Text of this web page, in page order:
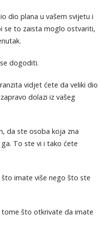
dio plana u vašem svijetu i
se to zaista moglo ostvariti,
dogoditi.
vidjet ćete da veliki dio
dolazi iz vašeg
da ste osoba koja zna
To ste vi i tako ćete
imate više nego što ste
što otkrivate da imate